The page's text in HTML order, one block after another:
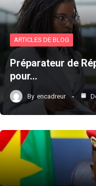
ARTICLES DE BLOG
Préparateur de
pour…
By encadreur